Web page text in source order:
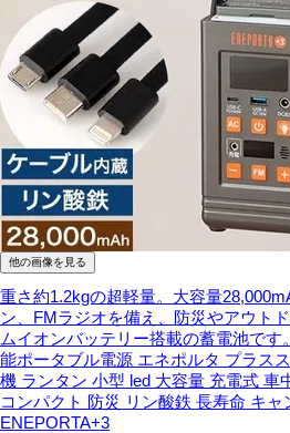
他の画像を見る
重さ約1.2kgの超軽量。大容量
ン、FMラジオを備え、防災やアウト
ムイオンバッテリー搭載の蓄電池です。
能ポータブル電源 エネポルタ プラス
機 ランタン 小型 led 大容量 充電式 車
コンパクト 防災 リン酸鉄 長寿命 キ
ENEPORTA+3